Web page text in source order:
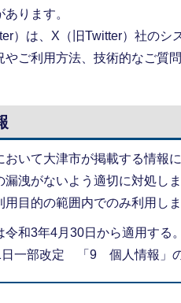
ります。
）は、X（旧Twitter）社のシ
やご利用方法、技術的なご質
おいて大津市が掲載する情報
漏洩がないよう適切に対処し
用目的の範囲内でのみ利用しま
令和3年4月30日から適用する。
日一部改定 「9 個人情報」の